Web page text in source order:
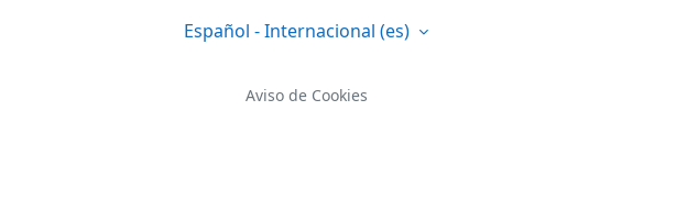
Español - Internacional ‎(es)‎
Aviso de Cookies